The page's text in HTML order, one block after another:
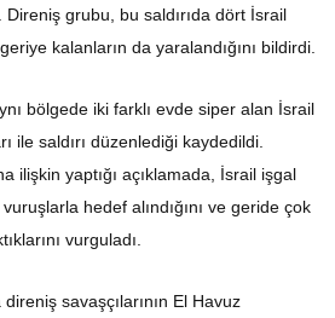
grubu, bu saldırıda dört İsrail
kalanların da yaralandığını bildirdi.
bölgede iki farklı evde siper alan İsrail
ile saldırı düzenlediği kaydedildi.
ilişkin yaptığı açıklamada, İsrail işgal
hedef alındığını ve geride çok
vurguladı.
savaşçılarının El Havuz